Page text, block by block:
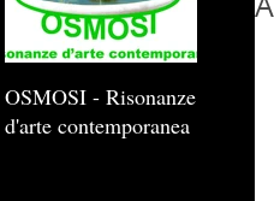
OSMOSI - Risonanze
d'arte contemporanea